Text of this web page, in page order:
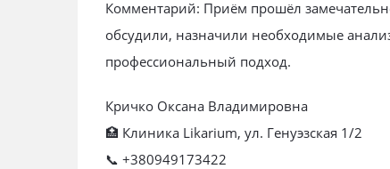
Комментарий: Приём прошёл
обсудили, назначили необходимые
профессиональный подход.
Кричко Оксана Владимировна
🏥 Клиника Likarium, ул. Генуэзская 1/2
📞 +380949173422